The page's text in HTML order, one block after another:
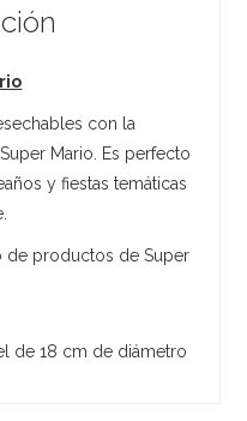
con la
Mario. Es perfecto
y fiestas temáticas
de productos de Super
de 18 cm de diámetro